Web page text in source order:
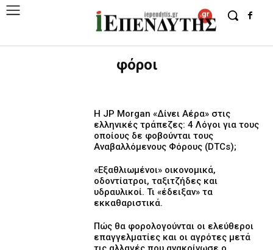
φόροι
Η JP Morgan «Δίνει Αέρα» στις
ελληνικές τράπεζες: 4 Λόγοι για τους
οποίους δε φοβούνται τους
Αναβαλλόμενους Φόρους (DTCs);
«Εξαθλιωμένοι» οικονομικά,
οδοντίατροι, ταξιτζήδες και
υδραυλικοί. Τι «έδειξαν» τα
εκκαθαριστικά.
Πώς θα φορολογούνται οι ελεύθεροι
επαγγελματίες και οι αγρότες μετά